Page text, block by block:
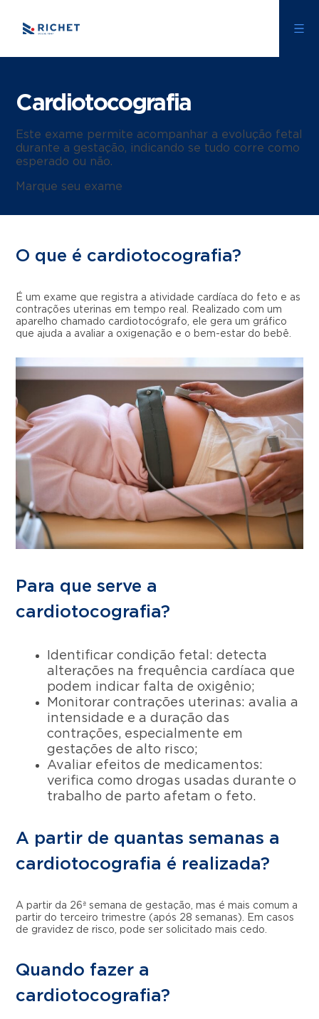
Cardiotocografia
Este exame permite acompanhar a evolução fetal
durante a gestação, indicando se tudo corre como
esperado ou não.
Marque seu exame
O que é cardiotocografia?
É um exame que registra a atividade cardíaca do feto e as
contrações uterinas em tempo real. Realizado com um
aparelho chamado cardiotocógrafo, ele gera um gráfico
que ajuda a avaliar a oxigenação e o bem-estar do bebê.
Para que serve a
cardiotocografia?
Identificar condição fetal: detecta
alterações na frequência cardíaca que
podem indicar falta de oxigênio;
Monitorar contrações uterinas: avalia a
intensidade e a duração das
contrações, especialmente em
gestações de alto risco;
Avaliar efeitos de medicamentos:
verifica como drogas usadas durante o
trabalho de parto afetam o feto.
A partir de quantas semanas a
cardiotocografia é realizada?
A partir da 26ª semana de gestação, mas é mais comum a
partir do terceiro trimestre (após 28 semanas). Em casos
de gravidez de risco, pode ser solicitado mais cedo.
Quando fazer a
cardiotocografia?